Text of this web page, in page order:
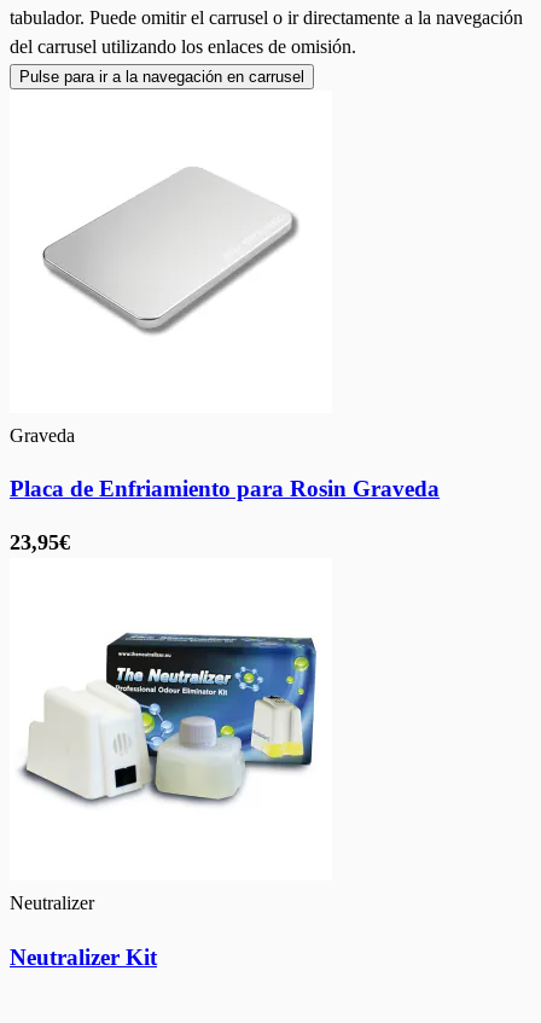
tabulador. Puede omitir el carrusel o ir directamente a la navegación
del carrusel utilizando los enlaces de omisión.
Pulse para ir a la navegación en carrusel
Graveda
Placa de Enfriamiento para Rosin Graveda
23,95€
Neutralizer
Neutralizer Kit